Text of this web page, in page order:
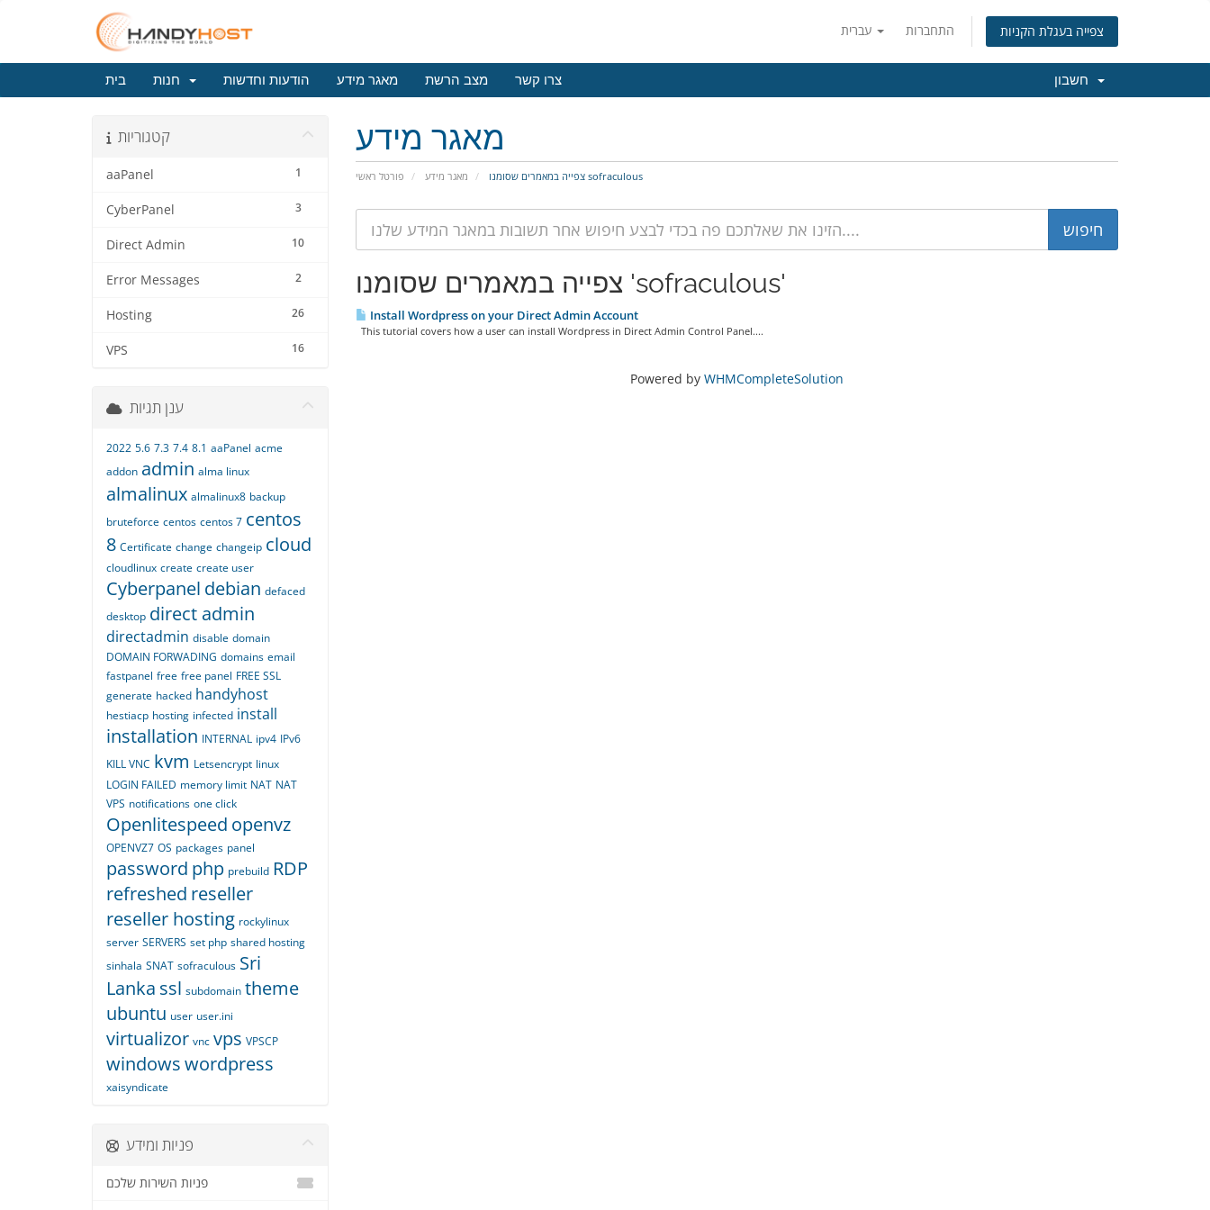
התחברות צפייה בעגלת הקניות
בית הודעות וחדשות מאגר מידע מצב הרשת צרו קשר
מאגר מידע
פורטל ראשי מאגר מידע צפייה במאמרים שסומנו sofraculous
קטגוריות
1
aaPanel
3
CyberPanel
10
Direct Admin
2
Error Messages
26
Hosting
16
VPS
צפייה במאמרים שסומנו 'sofraculous'
Install Wordpress on your Direct Admin Account
This tutorial covers how a user can install Wordpress in Direct Admin Control Panel....
Powered by WHMCompleteSolution
ענן תגיות
2022 5.6 7.3 7.4 8.1 aaPanel acme
addon admin alma linux
almalinux almalinux8 backup
bruteforce centos centos 7 centos
8 Certificate change changeip cloud
cloudlinux create create user
Cyberpanel debian defaced
desktop direct admin
directadmin disable domain
DOMAIN FORWADING domains email
fastpanel free free panel FREE SSL
generate hacked handyhost
hestiacp hosting infected install
installation INTERNAL ipv4 IPv6
KILL VNC kvm Letsencrypt linux
LOGIN FAILED memory limit NAT NAT
VPS notifications one click
Openlitespeed openvz
OPENVZ7 OS packages panel
password php prebuild RDP
refreshed reseller
reseller hosting rockylinux
server SERVERS set php shared hosting
sinhala SNAT sofraculous Sri
Lanka ssl subdomain theme
ubuntu user user.ini
virtualizor vnc vps VPSCP
windowswordpress
xaisyndicate
פניות ומידע
פניות השירות שלכם